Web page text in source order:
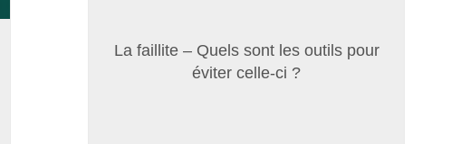
La faillite – Quels sont les outils pour
éviter celle-ci ?